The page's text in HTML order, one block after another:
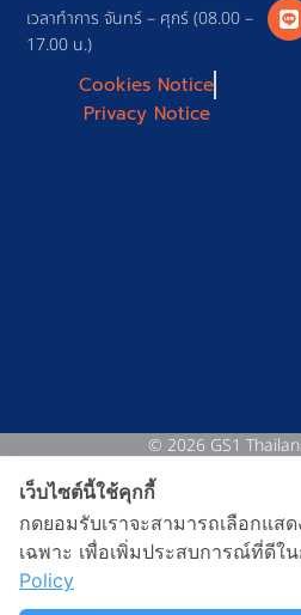
เวลาทำการ จันทร์ – ศุกร์ (08.00 –
17.00 น.)
Cookies Notice
Privacy Notice
© 2026 GS1
เว็บไซต์นี้ใช้คุกกี้
กดยอมรับเราจะสามารถเลือกแ
เฉพาะ เพื่อเพิ่มประสบการณ์ที่ดีใ
Policy